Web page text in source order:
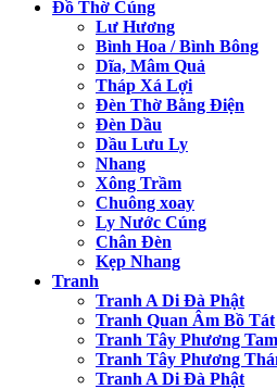
Đồ Thờ Cúng
Lư Hương
Bình Hoa / Bình Bông
Dĩa, Mâm Quả
Tháp Xá Lợi
Đèn Thờ Bằng Điện
Đèn Dầu
Dầu Lưu Ly
Nhang
Xông Trầm
Chuông xoay
Ly Nước Cúng
Chân Đèn
Kẹp Nhang
Tranh
Tranh A Di Đà Phật
Tranh Quan Âm Bồ Tát
Tranh Tây Phương
Tranh Tây Phương
Tranh A Di Đà Phật